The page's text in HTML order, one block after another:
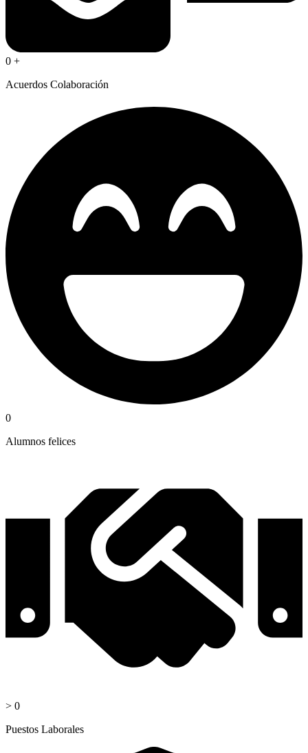
0 +
Acuerdos Colaboración
0
Alumnos felices
> 0
Puestos Laborales